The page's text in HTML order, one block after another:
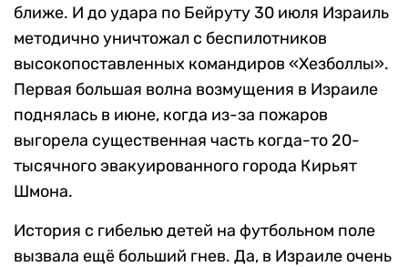
ближе. И до удара по Бейруту 30 июля Израиль
методично уничтожал с беспилотников
высокопоставленных командиров «Хезболлы».
Первая большая волна возмущения в Израиле
поднялась в июне, когда из-за пожаров
выгорела существенная часть когда-то 20-
тысячного эвакуированного города Кирьят
Шмона.
История с гибелью детей на футбольном поле
вызвала ещё больший гнев. Да, в Израиле очень